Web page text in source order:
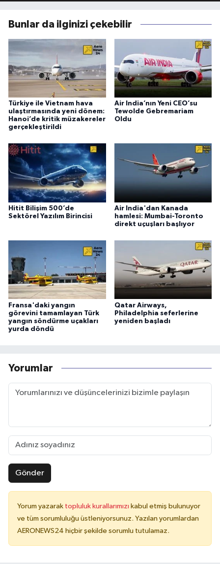
Bunlar da ilginizi çekebilir
Türkiye ile Vietnam hava
ulaştırmasında yeni dönem:
Hanoi’de kritik müzakereler
gerçekleştirildi
Air India’nın Yeni CEO’su
Tewolde Gebremariam
Oldu
Hitit Bilişim 500’de
Sektörel Yazılım Birincisi
Air India'dan Kanada
hamlesi: Mumbai-Toronto
direkt uçuşları başlıyor
Fransa'daki yangın
görevini tamamlayan Türk
yangın söndürme uçakları
yurda döndü
Qatar Airways,
Philadelphia seferlerine
yeniden başladı
Yorumlar
Gönder
Yorum yazarak topluluk kurallarımızı kabul etmiş bulunuyor
ve tüm sorumluluğu üstleniyorsunuz. Yazılan yorumlardan
AERONEWS24 hiçbir şekilde sorumlu tutulamaz.